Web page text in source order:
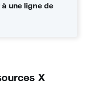
une ligne de
X